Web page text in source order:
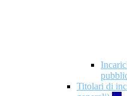
Titolari di